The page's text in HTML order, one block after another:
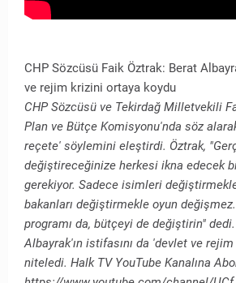
CHP Sözcüsü Faik Öztrak: Berat
ve rejim krizini ortaya koydu
CHP Sözcüsü ve Tekirdağ Milletvekili
Plan ve Bütçe Komisyonu'nda söz
reçete' söylemini eleştirdi. Öztrak,
değiştireceğinize herkesi ikna edecek
gerekiyor. Sadece isimleri
bakanları değiştirmekle oyun
programı da, bütçeyi de değiştirin"
Albayrak'ın istifasını da 'devlet ve
niteledi. Halk TV YouTube Kanalına